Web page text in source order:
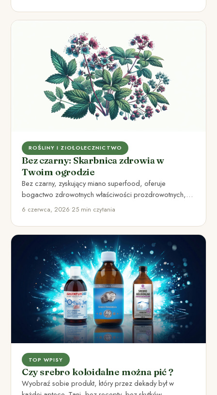
ROŚLINY I ZIOŁOLECZNICTWO
Bez czarny: Skarbnica zdrowia w
Twoim ogrodzie
Bez czarny, zyskujący miano superfood, oferuje
bogactwo zdrowotnych właściwości prozdrowotnych,
idealny do kuchni i ogrodu.
6 czerwca, 2026•25 min czytania
TOP WPISY
Czy srebro koloidalne można pić ?
Wyobraź sobie produkt, który przez dekady był w